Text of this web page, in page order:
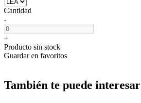
Cantidad
-
+
Producto sin stock
Guardar en favoritos
También te puede interesar